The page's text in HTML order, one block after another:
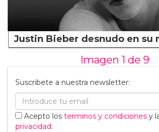
Justin Bieber desnudo en su
Imagen 1 de 9
Suscribete a nuestra newsletter:
Acepto los terminos y condiciones y
privacidad.